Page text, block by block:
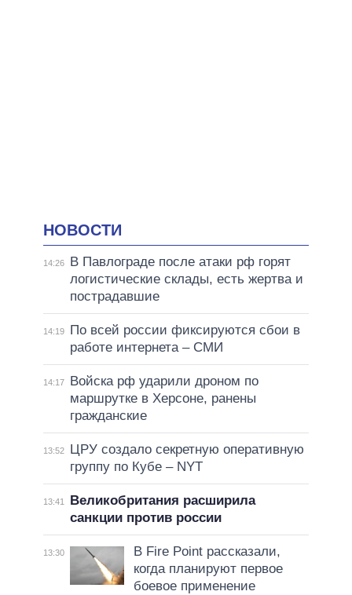
НОВОСТИ
14:26
В Павлограде после атаки рф горят
логистические склады, есть жертва и
пострадавшие
14:19
По всей россии фиксируются сбои в
работе интернета – СМИ
14:17
Войска рф ударили дроном по
маршрутке в Херсоне, ранены
гражданские
13:52
ЦРУ создало секретную оперативную
группу по Кубе – NYT
13:41
Великобритания расширила
санкции против россии
13:30
В Fire Point рассказали,
когда планируют первое
боевое применение